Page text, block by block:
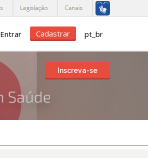
Entrar Cadastrar pt_br
Inscreva-se